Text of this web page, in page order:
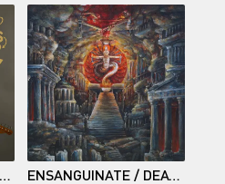
GABE STILLMAN / WHAT HAPPENS NEXT? ENSANGUINATE / DEATH SATURNALIA (WITH TEMPLES BELOW)